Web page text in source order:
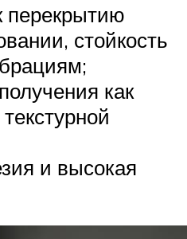
перекрытию
стойкость
как
и высокая